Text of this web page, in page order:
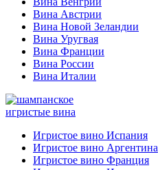
Вина Австрии
Вина Новой Зеландии
Вина Уругвая
Вина Франции
Вина России
Вина Италии
игристые вина
Игристое вино Испания
Игристое вино Аргентина
Игристое вино Франция